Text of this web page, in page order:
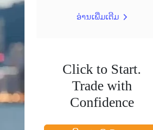
ອ່ານເພີ່ມເຕີມ
Click to Start.
Trade with
Confidence